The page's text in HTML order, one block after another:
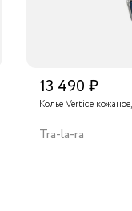
13 490 ₽
Колье Vertice
Tra-la-ra